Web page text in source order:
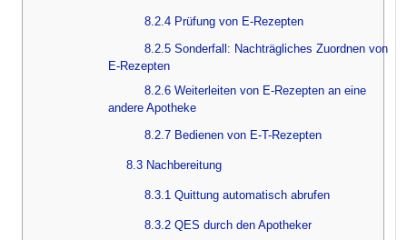
8.2.4 Prüfung von E-Rezepten
8.2.5 Sonderfall: Nachträgliches Zuordnen von
E-Rezepten
8.2.6 Weiterleiten von E-Rezepten an eine
andere Apotheke
8.2.7 Bedienen von E-T-Rezepten
8.3 Nachbereitung
8.3.1 Quittung automatisch abrufen
8.3.2 QES durch den Apotheker